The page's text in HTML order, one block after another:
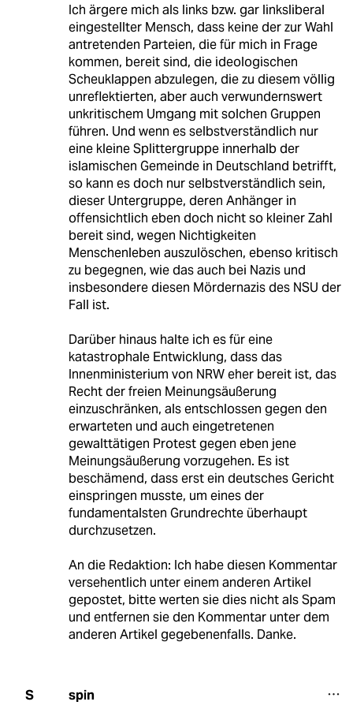
Ich ärgere mich als links bzw. gar linksliberal
eingestellter Mensch, dass keine der zur Wahl
antretenden Parteien, die für mich in Frage
kommen, bereit sind, die ideologischen
Scheuklappen abzulegen, die zu diesem völlig
unreflektierten, aber auch verwundernswert
unkritischem Umgang mit solchen Gruppen
führen. Und wenn es selbstverständlich nur
eine kleine Splittergruppe innerhalb der
islamischen Gemeinde in Deutschland betrifft,
so kann es doch nur selbstverständlich sein,
dieser Untergruppe, deren Anhänger in
offensichtlich eben doch nicht so kleiner Zahl
bereit sind, wegen Nichtigkeiten
Menschenleben auszulöschen, ebenso kritisch
zu begegnen, wie das auch bei Nazis und
insbesondere diesen Mördernazis des NSU der
Fall ist.
Darüber hinaus halte ich es für eine
katastrophale Entwicklung, dass das
Innenministerium von NRW eher bereit ist, das
Recht der freien Meinungsäußerung
einzuschränken, als entschlossen gegen den
erwarteten und auch eingetretenen
gewalttätigen Protest gegen eben jene
Meinungsäußerung vorzugehen. Es ist
beschämend, dass erst ein deutsches Gericht
einspringen musste, um eines der
fundamentalsten Grundrechte überhaupt
durchzusetzen.
An die Redaktion: Ich habe diesen Kommentar
versehentlich unter einem anderen Artikel
gepostet, bitte werten sie dies nicht als Spam
und entfernen sie den Kommentar unter dem
anderen Artikel gegebenenfalls. Danke.
S spin